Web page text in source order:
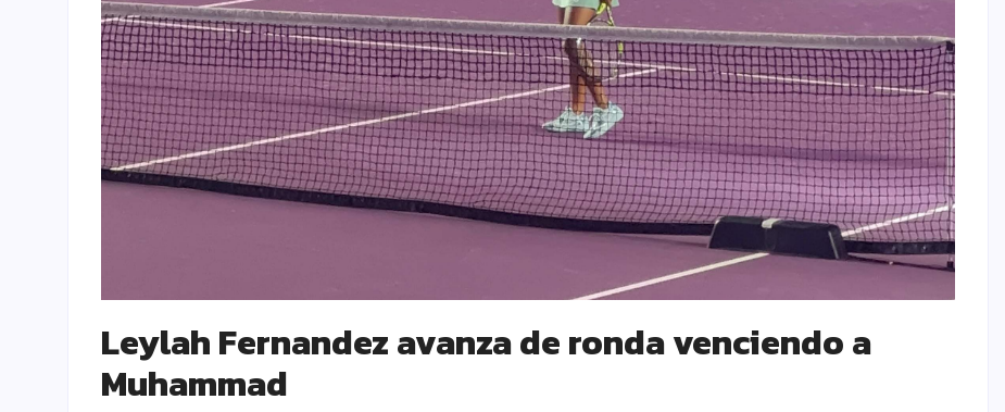
Leylah Fernandez avanza de ronda venciendo a
Muhammad